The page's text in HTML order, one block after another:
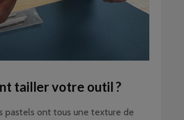
tailler votre outil ?
pastels ont tous une texture de